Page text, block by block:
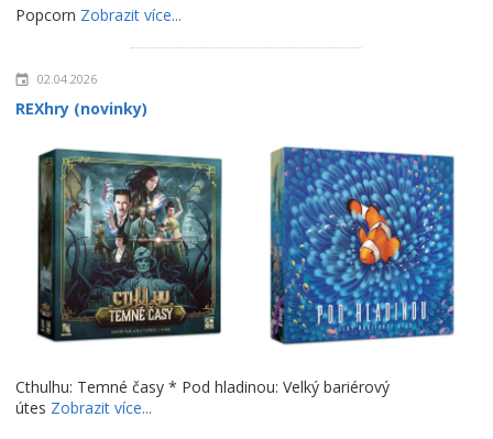
Popcorn Zobrazit více...
02.04.2026
REXhry (novinky)
Cthulhu: Temné časy * Pod hladinou: Velký bariérový
útes Zobrazit více...